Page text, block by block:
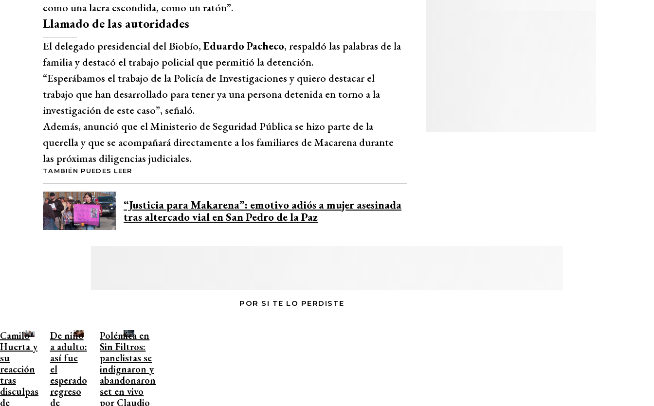
como una lacra escondida, como un ratón”.
Llamado de las autoridades
El delegado presidencial del Biobío, Eduardo Pacheco, respaldó las palabras de la
familia y destacó el trabajo policial que permitió la detención.
“Esperábamos el trabajo de la Policía de Investigaciones y quiero destacar el
trabajo que han desarrollado para tener ya una persona detenida en torno a la
investigación de este caso”, señaló.
Además, anunció que el Ministerio de Seguridad Pública se hizo parte de la
querella y que se acompañará directamente a los familiares de Macarena durante
las próximas diligencias judiciales.
TAMBIÉN PUEDES LEER
“Justicia para Makarena”: emotivo adiós a mujer asesinada
tras altercado vial en San Pedro de la Paz
POR SI TE LO PERDISTE
Camilo
Huerta y
su
reacción
tras
disculpas
de
De niño
a adulto:
así fue
el
esperado
regreso
de
Polémica en
Sin Filtros:
panelistas se
indignaron y
abandonaron
set en vivo
por Claudio